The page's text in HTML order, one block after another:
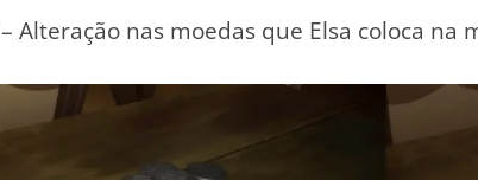
– Alteração nas moedas que Elsa coloca na